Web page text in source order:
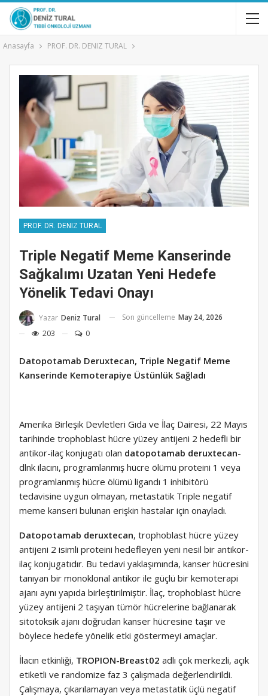
Anasayfa PROF. DR. DENIZ TURAL
PROF. DR. DENIZ TURAL
Triple Negatif Meme Kanserinde
Sağkalımı Uzatan Yeni Hedefe
Yönelik Tedavi Onayı
Yazar Deniz Tural Son güncelleme May 24, 2026
203
0
Datopotamab Deruxtecan, Triple Negatif Meme
Kanserinde Kemoterapiye Üstünlük Sağladı
Amerika Birleşik Devletleri Gıda ve İlaç Dairesi, 22 Mayıs
tarihinde trophoblast hücre yüzey antijeni 2 hedefli bir
antikor-ilaç konjugatı olan datopotamab deruxtecan-
dlnk ilacını, programlanmış hücre ölümü proteini 1 veya
programlanmış hücre ölümü ligandı 1 inhibitörü
tedavisine uygun olmayan, metastatik Triple negatif
meme kanseri bulunan erişkin hastalar için onayladı.
Datopotamab deruxtecan, trophoblast hücre yüzey
antijeni 2 isimli proteini hedefleyen yeni nesil bir antikor-
ilaç konjugatıdır. Bu tedavi yaklaşımında, kanser hücresini
tanıyan bir monoklonal antikor ile güçlü bir kemoterapi
ajanı aynı yapıda birleştirilmiştir. İlaç, trophoblast hücre
yüzey antijeni 2 taşıyan tümör hücrelerine bağlanarak
sitotoksik ajanı doğrudan kanser hücresine taşır ve
böylece hedefe yönelik etki göstermeyi amaçlar.
İlacın etkinliği, TROPION-Breast02 adlı çok merkezli, açık
etiketli ve randomize faz 3 çalışmada değerlendirildi.
Çalışmaya, çıkarılamayan veya metastatik üçlü negatif